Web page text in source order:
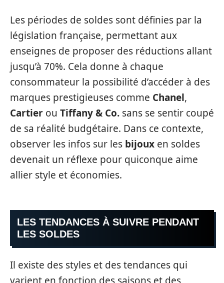
Les périodes de soldes sont définies par la
législation française, permettant aux
enseignes de proposer des réductions allant
jusqu’à 70%. Cela donne à chaque
consommateur la possibilité d’accéder à des
marques prestigieuses comme Chanel,
Cartier ou Tiffany & Co. sans se sentir coupé
de sa réalité budgétaire. Dans ce contexte,
observer les infos sur les bijoux en soldes
devenait un réflexe pour quiconque aime
allier style et économies.
LES TENDANCES À SUIVRE PENDANT
LES SOLDES
Il existe des styles et des tendances qui
varient en fonction des saisons et des